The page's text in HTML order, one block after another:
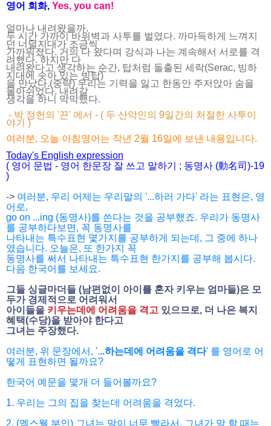
영어 회화, Yes, you can!
얼마나 내려왔을까.
두 시간 가까이 바위벽과 사투를 벌였다. 까마득하게 느껴지
던 너덜지대가 조금씩
가까워졌다. 거의 다 왔다며 강식과 나는 계속해서 서로를 격
려했다. 하지만 다
내려왔다고 생각하는 순간, 탑처럼 돌출된 세락(Serac, 빙하
지대에 솟아 있는 빙탑)
을 만났다.(중략) 우리는 기력을 잃고 한동안 주저앉아 숨을
몰아쉬었다. 내려갈
생각을 하니 막막했다.
- 박 정헌의 '끈' 에서 - ( 두 산악인의 9일간의 처절한 사투이
야기 )
여러분, 오늘 아침영어는 작년 2월 16일에 보낸 내용입니다.
Today's English expression
( 영어 문법 - 영어 한문장 잘 쓰고 말하기 ; 동명사 (動名司)-19
)
-> 여러분, 우리 어제는 우리말의 '...하러 가다' 라는 표현은, 영
어로,
go on ...ing (동명사)를 쓴다는 것을 공부했죠. 우리가 동명사
를 공부하다보면, 꼭 동명사를
나타내는 특수표현 몇가지를 공부하게 되는데, 그 중에 하나
였습니다. 오늘은, 또 한가지 꼭
동명사를 써서 나타내는 특수표현 한가지를 공부해 봅시다.
다음 한국어를 보세요.
그들 싱글마더들 (남편없이 아이를 혼자 키우는 엄마들)은 모
두가 경제적으로 어려워서
아이들을 키우는데에 어려움을 격고 있으므로, 더 나은 복지
혜택(수당)을 받아야 한다고
그녀는 주장했다.
여러분, 위 문장에서, '...하는데에 어려움을 격다' 를 영어로 어
떻게 표현하면 될까요?
한국어 예문을 몇개 더 들어볼까요?
1. 우리는 그의 집을 찾는데 어려움을 격었다.
2. (멕스웰 부인) 그녀는 말이 너무 빨라서, 그녀가 말 할 때는